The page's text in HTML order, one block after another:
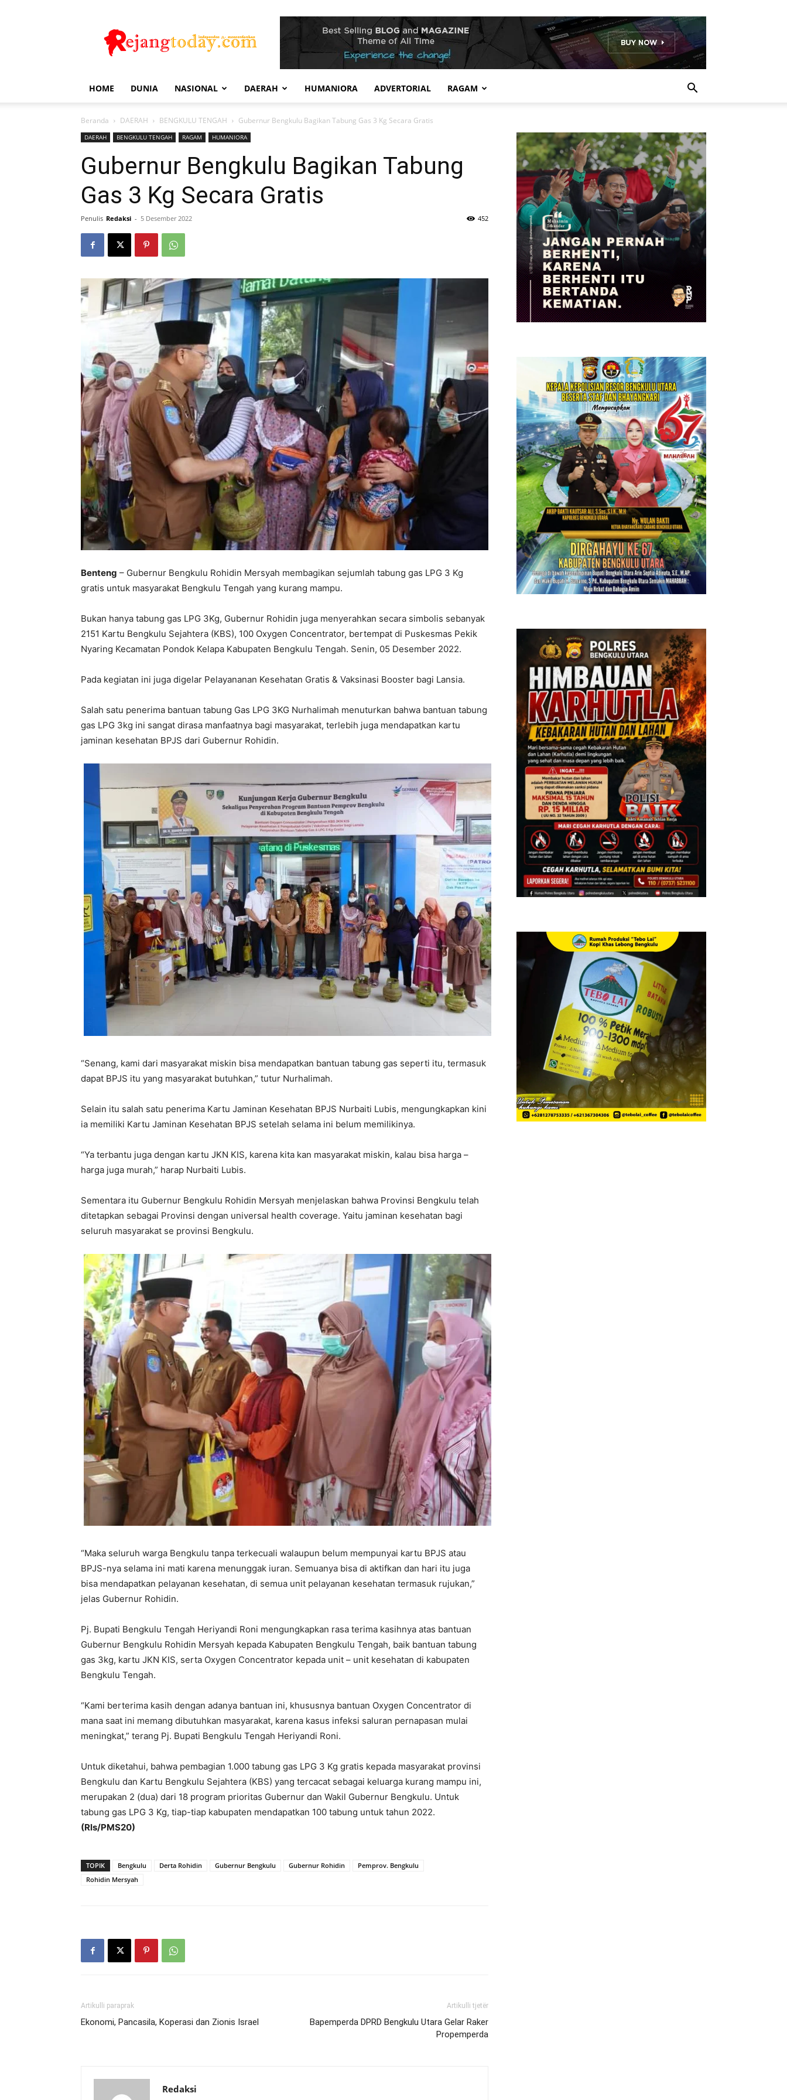
Today
HOME DUNIA NASIONAL DAERAH HUMANIORA ADVERTORIAL RAGAM
Beranda DAERAH BENGKULU TENGAH Gubernur Bengkulu Bagikan Tabung Gas 3 Kg Secara Gratis
DAERAH BENGKULU TENGAH RAGAM HUMANIORA
Gubernur Bengkulu Bagikan Tabung
Gas 3 Kg Secara Gratis
Penulis Redaksi - 5 Desember 2022 452
Benteng – Gubernur Bengkulu Rohidin Mersyah membagikan sejumlah tabung gas LPG 3 Kg
gratis untuk masyarakat Bengkulu Tengah yang kurang mampu.
Bukan hanya tabung gas LPG 3Kg, Gubernur Rohidin juga menyerahkan secara simbolis sebanyak
2151 Kartu Bengkulu Sejahtera (KBS), 100 Oxygen Concentrator, bertempat di Puskesmas Pekik
Nyaring Kecamatan Pondok Kelapa Kabupaten Bengkulu Tengah. Senin, 05 Desember 2022.
Pada kegiatan ini juga digelar Pelayananan Kesehatan Gratis & Vaksinasi Booster bagi Lansia.
Salah satu penerima bantuan tabung Gas LPG 3KG Nurhalimah menuturkan bahwa bantuan tabung
gas LPG 3kg ini sangat dirasa manfaatnya bagi masyarakat, terlebih juga mendapatkan kartu
jaminan kesehatan BPJS dari Gubernur Rohidin.
“Senang, kami dari masyarakat miskin bisa mendapatkan bantuan tabung gas seperti itu, termasuk
dapat BPJS itu yang masyarakat butuhkan,” tutur Nurhalimah.
Selain itu salah satu penerima Kartu Jaminan Kesehatan BPJS Nurbaiti Lubis, mengungkapkan kini
ia memiliki Kartu Jaminan Kesehatan BPJS setelah selama ini belum memilikinya.
“Ya terbantu juga dengan kartu JKN KIS, karena kita kan masyarakat miskin, kalau bisa harga –
harga juga murah,” harap Nurbaiti Lubis.
Sementara itu Gubernur Bengkulu Rohidin Mersyah menjelaskan bahwa Provinsi Bengkulu telah
ditetapkan sebagai Provinsi dengan universal health coverage. Yaitu jaminan kesehatan bagi
seluruh masyarakat se provinsi Bengkulu.
“Maka seluruh warga Bengkulu tanpa terkecuali walaupun belum mempunyai kartu BPJS atau
BPJS-nya selama ini mati karena menunggak iuran. Semuanya bisa di aktifkan dan hari itu juga
bisa mendapatkan pelayanan kesehatan, di semua unit pelayanan kesehatan termasuk rujukan,”
jelas Gubernur Rohidin.
Pj. Bupati Bengkulu Tengah Heriyandi Roni mengungkapkan rasa terima kasihnya atas bantuan
Gubernur Bengkulu Rohidin Mersyah kepada Kabupaten Bengkulu Tengah, baik bantuan tabung
gas 3kg, kartu JKN KIS, serta Oxygen Concentrator kepada unit – unit kesehatan di kabupaten
Bengkulu Tengah.
“Kami berterima kasih dengan adanya bantuan ini, khususnya bantuan Oxygen Concentrator di
mana saat ini memang dibutuhkan masyarakat, karena kasus infeksi saluran pernapasan mulai
meningkat,” terang Pj. Bupati Bengkulu Tengah Heriyandi Roni.
Untuk diketahui, bahwa pembagian 1.000 tabung gas LPG 3 Kg gratis kepada masyarakat provinsi
Bengkulu dan Kartu Bengkulu Sejahtera (KBS) yang tercacat sebagai keluarga kurang mampu ini,
merupakan 2 (dua) dari 18 program prioritas Gubernur dan Wakil Gubernur Bengkulu. Untuk
tabung gas LPG 3 Kg, tiap-tiap kabupaten mendapatkan 100 tabung untuk tahun 2022.
(Rls/PMS20)
TOPIK Bengkulu Derta Rohidin Gubernur Bengkulu Gubernur Rohidin
Pemprov. Bengkulu
Rohidin Mersyah
Artikulli paraprak
Ekonomi, Pancasila, Koperasi dan Zionis Israel
Artikulli tjetër
Bapemperda DPRD Bengkulu Utara Gelar Raker
Propemperda
Redaksi